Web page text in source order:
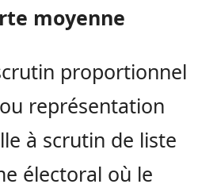
moyenne
proportionnel
représentation
à scrutin de liste
électoral où le